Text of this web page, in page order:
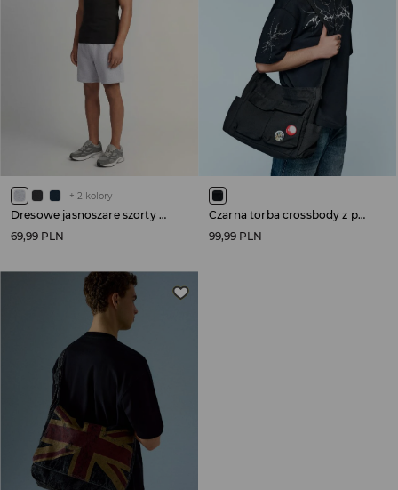
+ 2 kolory
Dresowe jasnoszare szorty na gumce
69,99 PLN
Czarna torba crossbody z przypinkami
99,99 PLN